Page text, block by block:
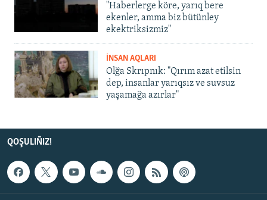
"Haberlerge köre, yarıq bere
ekenler, amma biz bütünley
ekektriksizmiz"
İNSAN AQLARI
Olğa Skrıpnık: "Qırım azat etilsin
dep, insanlar yarıqsız ve suvsuz
yaşamağa azırlar"
QOŞULIÑIZ!